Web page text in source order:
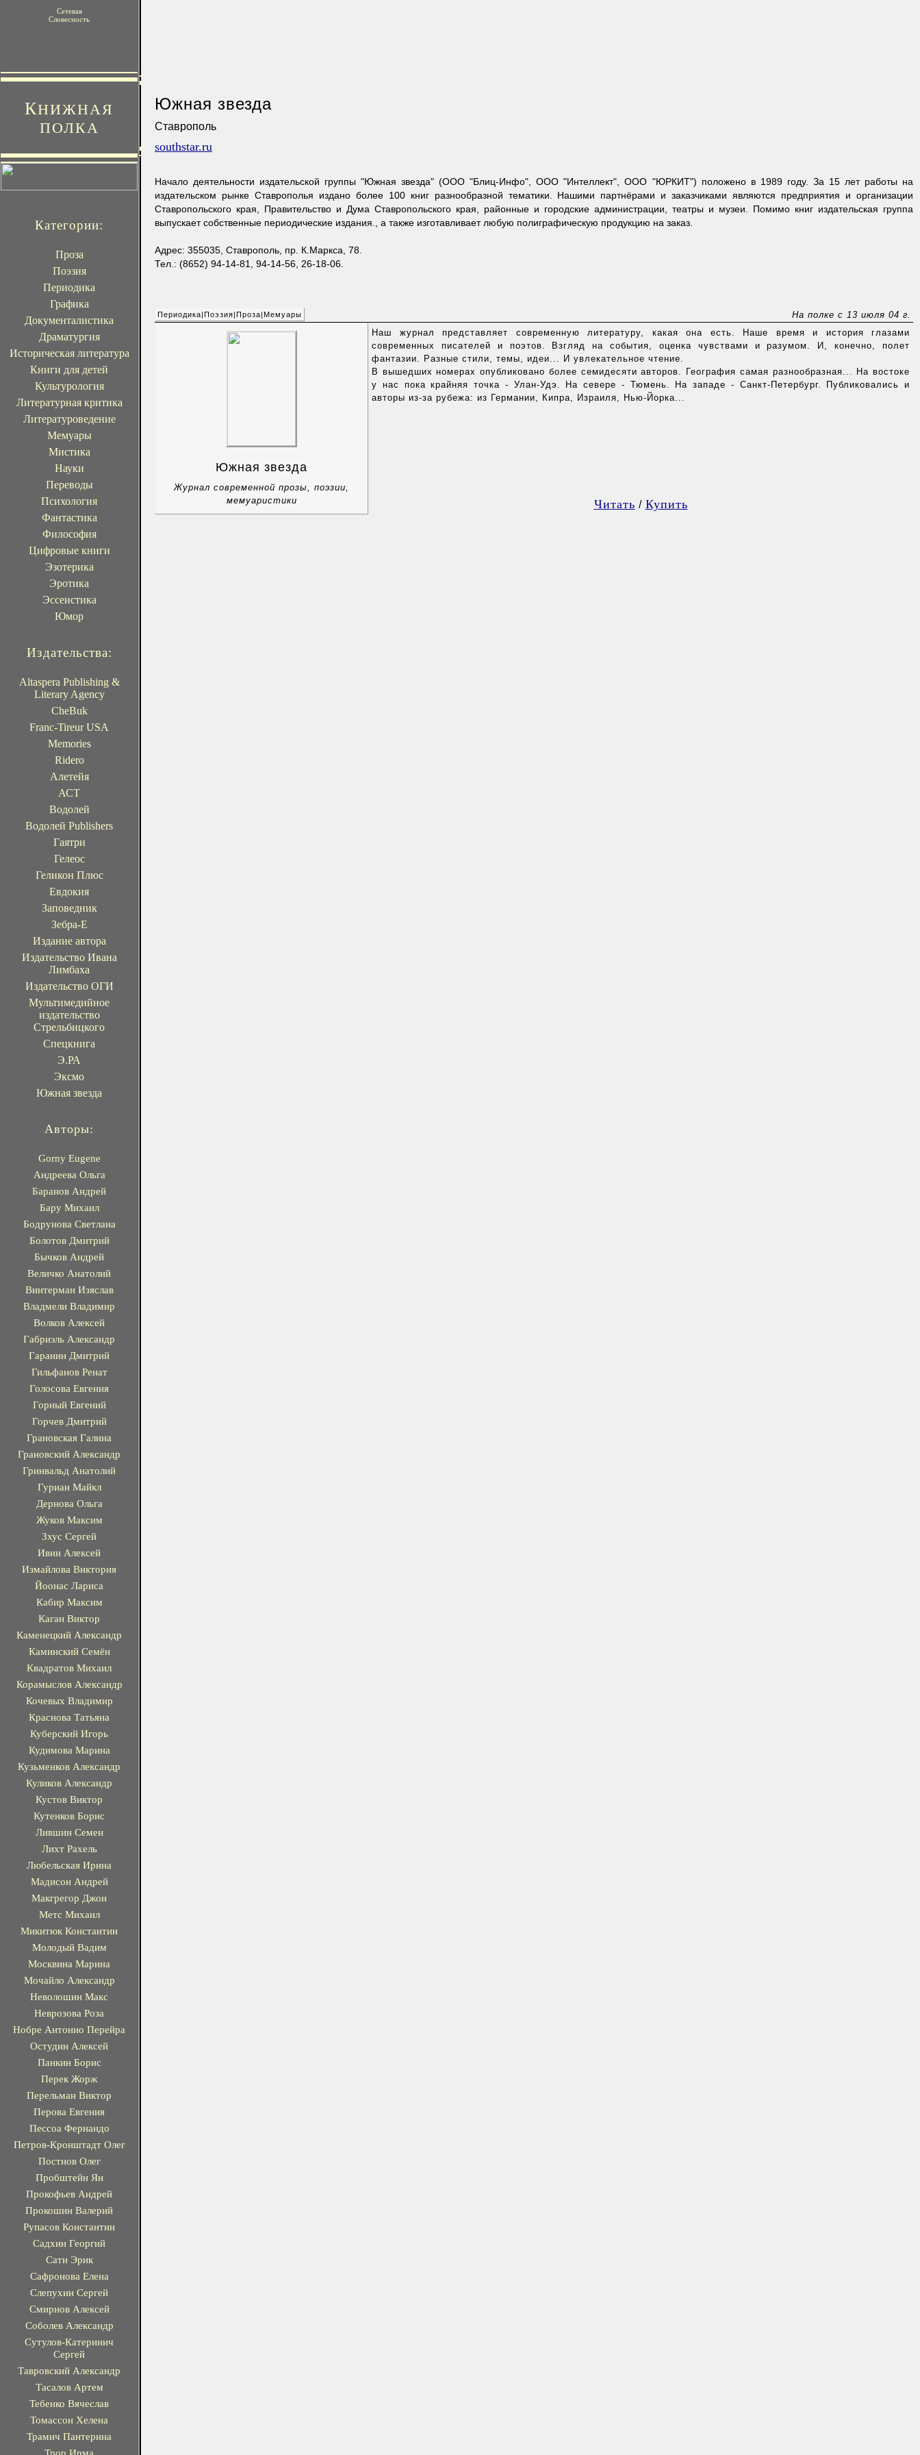
Сетевая
Словесность
КНИЖНАЯ
ПОЛКА
Категории:
Проза
Поэзия
Периодика
Графика
Документалистика
Драматургия
Историческая литература
Книги для детей
Культурология
Литературная критика
Литературоведение
Мемуары
Мистика
Науки
Переводы
Психология
Фантастика
Философия
Цифровые книги
Эзотерика
Эротика
Эссеистика
Юмор
Издательства:
Altaspera Publishing &
Literary Agency
CheBuk
Franc-Tireur USA
Memories
Ridero
Алетейя
АСТ
Водолей
Водолей Publishers
Гаятри
Гелеос
Геликон Плюс
Евдокия
Заповедник
Зебра-Е
Издание автора
Издательство Ивана
Лимбаха
Издательство ОГИ
Мультимедийное
издательство
Стрельбицкого
Спецкнига
Э.РА
Эксмо
Южная звезда
Авторы:
Gorny Eugene
Андреева Ольга
Баранов Андрей
Бару Михаил
Бодрунова Светлана
Болотов Дмитрий
Бычков Андрей
Величко Анатолий
Винтерман Изяслав
Владмели Владимир
Волков Алексей
Габриэль Александр
Гаранин Дмитрий
Гильфанов Ренат
Голосова Евгения
Горный Евгений
Горчев Дмитрий
Грановская Галина
Грановский Александр
Гринвальд Анатолий
Гуриан Майкл
Дернова Ольга
Жуков Максим
Зхус Сергей
Ивин Алексей
Измайлова Виктория
Йоонас Лариса
Кабир Максим
Каган Виктор
Каменецкий Александр
Каминский Семён
Квадратов Михаил
Корамыслов Александр
Кочевых Владимир
Краснова Татьяна
Куберский Игорь
Кудимова Марина
Кузьменков Александр
Куликов Александр
Кустов Виктор
Кутенков Борис
Лившин Семен
Лихт Рахель
Любельская Ирина
Мадисон Андрей
Макгрегор Джон
Метс Михаил
Микитюк Константин
Молодый Вадим
Москвина Марина
Мочайло Александр
Неволошин Макс
Неврозова Роза
Нобре Антонио Перейра
Остудин Алексей
Панкин Борис
Перек Жорж
Перельман Виктор
Перова Евгения
Пессоа Фернандо
Петров-Кронштадт Олег
Постнов Олег
Пробштейн Ян
Прокофьев Андрей
Прокошин Валерий
Рупасов Константин
Садхин Георгий
Сати Эрик
Сафронова Елена
Слепухин Сергей
Смирнов Алексей
Соболев Александр
Сутулов-Катеринич
Сергей
Тавровский Александр
Тасалов Артем
Тебенко Вячеслав
Томассон Хелена
Трамич Пантерина
Трор Ирма
Южная звезда
Ставрополь
southstar.ru
Начало деятельности издательской группы "Южная звезда" (ООО "Блиц-Инфо", ООО "Интеллект", ООО "ЮРКИТ") положено в 1989 году. За 15 лет работы на
издательском рынке Ставрополья издано более 100 книг разнообразной тематики. Нашими партнёрами и заказчиками являются предприятия и организации
Ставропольского края, Правительство и Дума Ставропольского края, районные и городские администрации, театры и музеи. Помимо книг издательская группа
выпускает собственные периодические издания., а также изготавливает любую полиграфическую продукцию на заказ.
Адрес: 355035, Ставрополь, пр. К.Маркса, 78.
Тел.: (8652) 94-14-81, 94-14-56, 26-18-06.
Периодика|Поэзия|Проза|Мемуары На полке с 13 июля 04 г.
Южная звезда
Журнал современной прозы, поэзии,
мемуаристики
Наш журнал представляет современную литературу, какая она есть. Наше время и история глазами
современных писателей и поэтов. Взгляд на события, оценка чувствами и разумом. И, конечно, полет
фантазии. Разные стили, темы, идеи... И увлекательное чтение.
В вышедших номерах опубликовано более семидесяти авторов. География самая разнообразная... На востоке
у нас пока крайняя точка - Улан-Удэ. На севере - Тюмень. На западе - Санкт-Петербург. Публиковались и
авторы из-за рубежа: из Германии, Кипра, Израиля, Нью-Йорка...
Читать / Купить